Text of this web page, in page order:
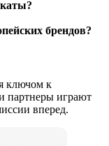
брендов?
ключом к
партнеры играют
вперед.